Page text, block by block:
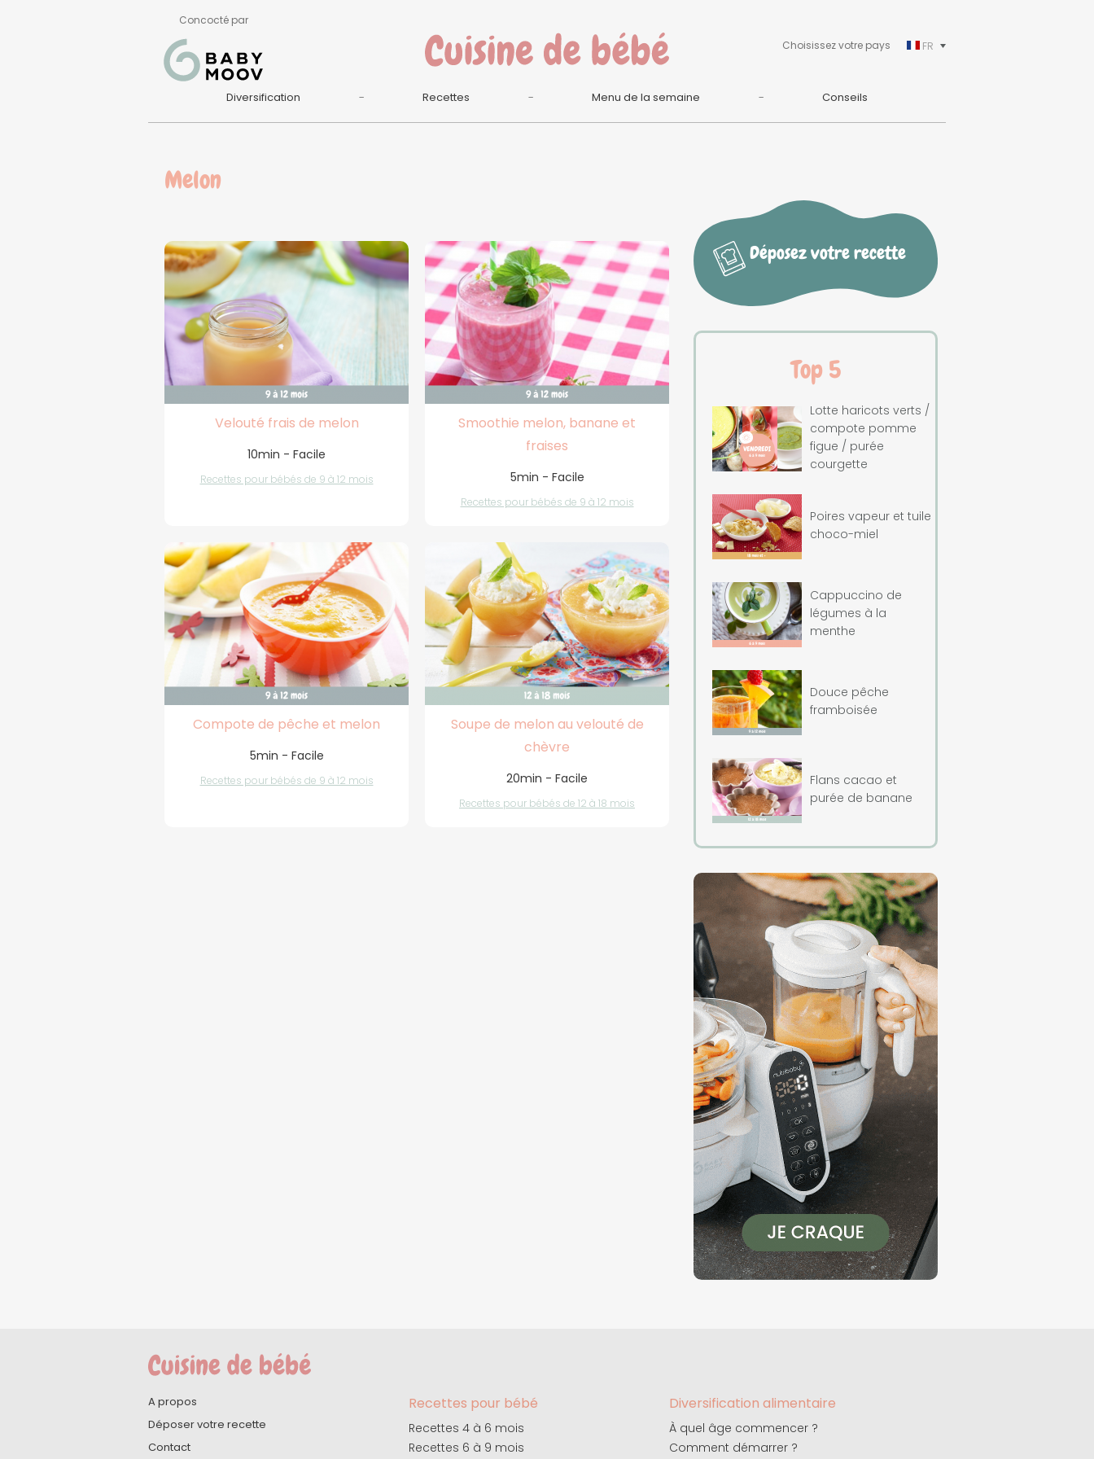
Concocté par
Choisissez votre pays
FR
Diversification Recettes Menu de la semaine Conseils
Melon
Velouté frais de melon
10min - Facile
Recettes pour bébés de 9 à 12 mois
Smoothie melon, banane et
fraises
5min - Facile
Recettes pour bébés de 9 à 12 mois
Compote de pêche et melon
5min - Facile
Recettes pour bébés de 9 à 12 mois
Soupe de melon au velouté de
chèvre
20min - Facile
Recettes pour bébés de 12 à 18 mois
Déposez votre recette
Top 5
Lotte haricots verts /
compote pomme
figue / purée
courgette
Poires vapeur et tuile
choco-miel
Cappuccino de
légumes à la
menthe
Douce pêche
framboisée
Flans cacao et
purée de banane
A propos
Déposer votre recette
Contact
Recettes pour bébé
Recettes 4 à 6 mois
Recettes 6 à 9 mois
Diversification alimentaire
À quel âge commencer ?
Comment démarrer ?